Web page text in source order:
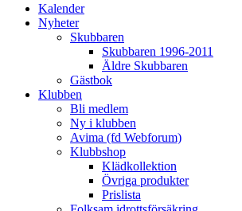
Kalender
Nyheter
Skubbaren
Skubbaren 1996-2011
Äldre Skubbaren
Gästbok
Klubben
Bli medlem
Ny i klubben
Avima (fd Webforum)
Klubbshop
Klädkollektion
Övriga produkter
Prislista